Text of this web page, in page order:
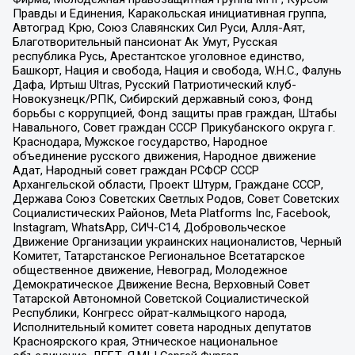
Правды и Единения, Каракольская инициативная группа,
Автоград Крю, Союз Славянских Сил Руси, Алля-Аят,
Благотворительный пансионат Ак Умут, Русская
республика Русь, Арестантское уголовное единство,
Башкорт, Нация и свобода, Нация и свобода, W.H.С., Фалунь
Дафа, Иртыш Ultras, Русский Патриотический клуб-
Новокузнецк/РПК, Сибирский державный союз, Фонд
борьбы с коррупцией, Фонд защиты прав граждан, Штабы
Навального, Совет граждан СССР Прикубанского округа г.
Краснодара, Мужское государство, Народное
объединение русского движения, Народное движение
Адат, Народный совет граждан РСФСР СССР
Архангельской области, Проект Штурм, Граждане СССР,
Держава Союз Советских Светлых Родов, Совет Советских
Социалистических Районов, Meta Platforms Inc, Facebook,
Instagram, WhatsApp, СИЧ-С14, Добровольческое
Движение Организации украинских националистов, Черный
Комитет, Татарстанское Региональное Всетатарское
общественное движение, Невоград, Молодежное
Демократическое Движение Весна, Верховный Совет
Татарской Автономной Советской Социалистической
Республики, Конгресс ойрат-калмыцкого народа,
Исполнительный комитет совета народных депутатов
Красноярского края, Этническое национальное